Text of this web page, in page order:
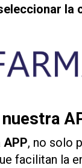
la
nuestra
, no solo
facilitan la